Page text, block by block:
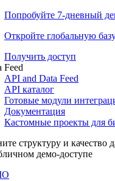
Попробуйте 7-дневный
Откройте глобальную
Получить доступ
Feed
API and Data Feed
API каталог
Готовые модули
Документация
Кастомные проекты для
структуру и качество
демо-доступе